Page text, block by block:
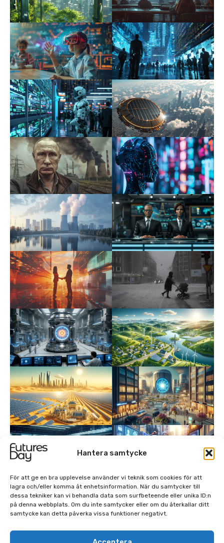
Hantera samtycke
För att ge en bra upplevelse använder vi teknik som cookies för att
lagra och/eller komma åt enhetsinformation. När du samtycker till
dessa tekniker kan vi behandla data som surfbeteende eller unika ID:n
på denna webbplats. Om du inte samtycker eller om du återkallar ditt
samtycke kan detta påverka vissa funktioner negativt.